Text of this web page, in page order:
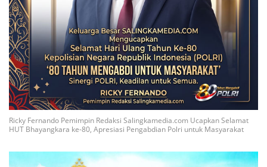
Ricky Fernando Pemimpin Redaksi Salingkamedia.com Ucapkan Selamat
HUT Bhayangkara ke-80, Apresiasi Pengabdian Polri untuk Masyarakat